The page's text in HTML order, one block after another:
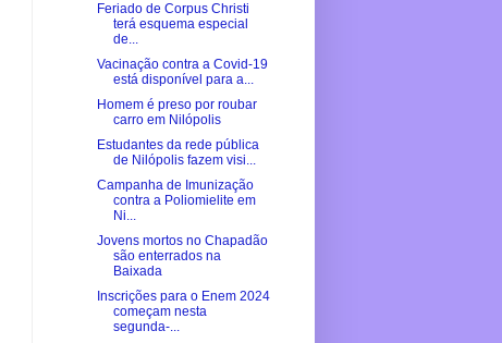
Feriado de Corpus Christi
terá esquema especial
de...
Vacinação contra a Covid-19
está disponível para a...
Homem é preso por roubar
carro em Nilópolis
Estudantes da rede pública
de Nilópolis fazem visi...
Campanha de Imunização
contra a Poliomielite em
Ni...
Jovens mortos no Chapadão
são enterrados na
Baixada
Inscrições para o Enem 2024
começam nesta
segunda-...